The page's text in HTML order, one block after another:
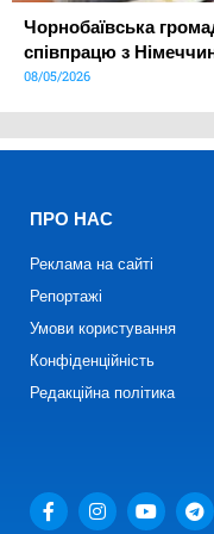
Чорнобаївська
співпрацю з
08/05/2026
ПРО НАС
Реклама на сайті
Репортажі
Умови користування
Конфіденційність
Редакційна політика